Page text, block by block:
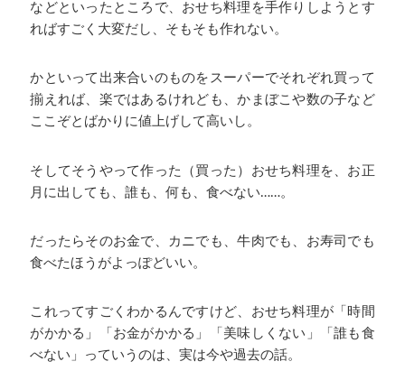
などといったところで、おせち料理を手作りしようとす
ればすごく大変だし、そもそも作れない。
かといって出来合いのものをスーパーでそれぞれ買って
揃えれば、楽ではあるけれども、かまぼこや数の子など
ここぞとばかりに値上げして高いし。
そしてそうやって作った（買った）おせち料理を、お正
月に出しても、誰も、何も、食べない……。
だったらそのお金で、カニでも、牛肉でも、お寿司でも
食べたほうがよっぽどいい。
これってすごくわかるんですけど、おせち料理が「時間
がかかる」「お金がかかる」「美味しくない」「誰も食
べない」っていうのは、実は今や過去の話。